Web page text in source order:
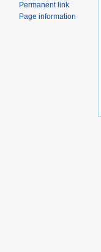
Permanent link
Page information